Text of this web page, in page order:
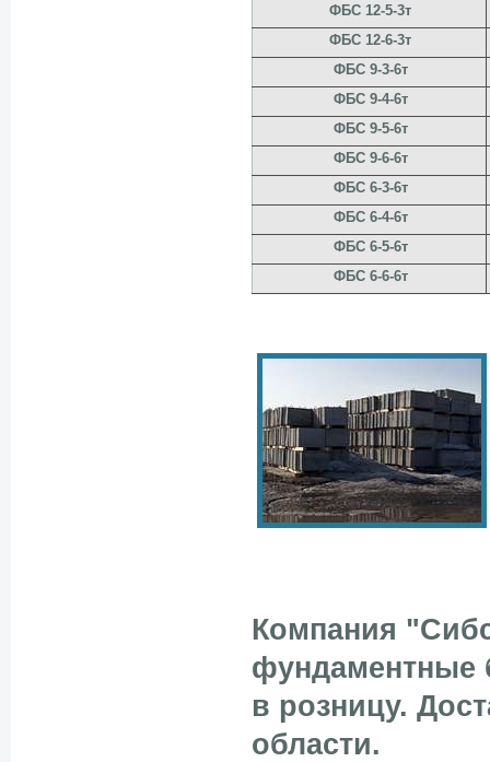
ФБС 12-5-3т
ФБС 12-6-3т
ФБС 9-3-6т
ФБС 9-4-6т
ФБС 9-5-6т
ФБС 9-6-6т
ФБС 6-3-6т
ФБС 6-4-6т
ФБС 6-5-6т
ФБС 6-6-6т
Компания
фундаментные
в розницу.
области.